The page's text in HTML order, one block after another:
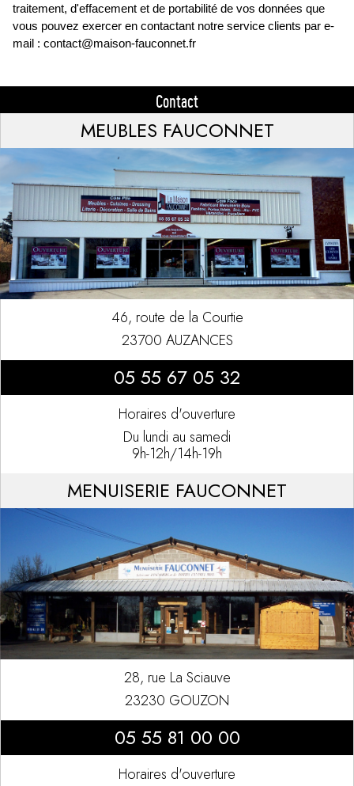
traitement, d'effacement et de portabilité de vos données que
vous pouvez exercer en contactant notre service clients par e-
mail : contact@maison-fauconnet.fr
Contact
MEUBLES FAUCONNET
46, route de la Courtie
23700 AUZANCES
05 55 67 05 32
Horaires d'ouverture
Du lundi au samedi
9h-12h/14h-19h
MENUISERIE FAUCONNET
28, rue La Sciauve
23230 GOUZON
05 55 81 00 00
Horaires d'ouverture